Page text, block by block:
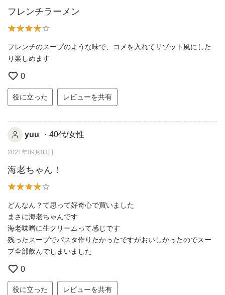
フレンチラーメン
フレンチのスープのような味で、コメを入れてリゾット風にした
り楽しめます
0
役に立った レビューを共有
yuu ・40代/女性
2021年09月03日
海老ちゃん！
どんなん？て思って好奇心で買いました
まさに海老ちゃんです
海老味噌に生クリームって感じです
残ったスープでパスタ作りたかったですがおいしかったのでスー
プ全部飲んでしまいました
0
役に立った レビューを共有